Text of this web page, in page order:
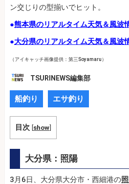
ン交じりの型揃いでヒット。
●熊本県のリアルタイム天気＆風波
●大分県のリアルタイム天気＆風波
（アイキャッチ画像提供：第三Soyamaru）
TSURINEWS編集部
船釣り エサ釣り
目次 [show]
大分県：照陽
3月6日、大分県大分市・西細港の